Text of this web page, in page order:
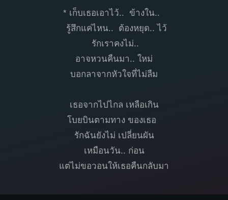
* เก็บเธอเอาไว้.. ข้างใน..
รู้สึกแค่ไหน.. ต้องหยุด.. ไว้
รักเราคงไม่..
อาจหวนคืนมา.. ใหม่
บอกลาจากหัวใจที่ไม่ลืม
เธอจากไปไกล เหลือเกิน
โบยบินตามทาง ของเธอ
รักฉันยังไม่ เปลี่ยนผัน
เหมือนวัน.. ก่อน
แต่ไม่ขอวอนให้เธอคืนกลับมา